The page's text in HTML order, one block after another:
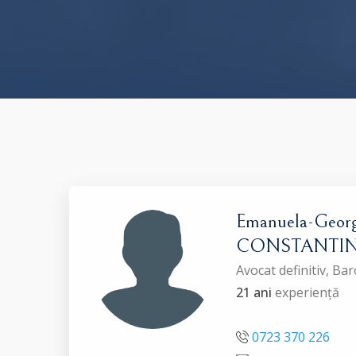
Emanuela-
Avocat definitiv,
21 ani experiență
0723 370 226